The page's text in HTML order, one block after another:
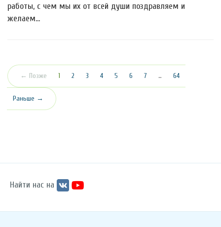
работы, с чем мы их от всей души поздравляем и
желаем…
← Позже 1 (текущая)
2 3 4 5 6 7 … 64
Раньше →
Найти нас на